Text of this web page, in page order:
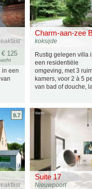
125
in een
Charm-aan-zee
koksijde
Rustig gelegen villa
een residentiële
omgeving, met 3
kamers, voor 2 à 5
van bad of douche,
9.7
Suite 17
Nieuwpoort